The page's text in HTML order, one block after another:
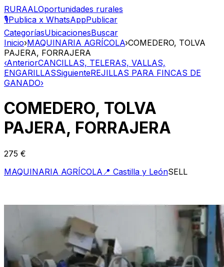
RURAALOportunidades rurales
🎙️Publica x WhatsAppPublicar
CategoríasUbicacionesBuscar
Inicio›MAQUINARIA AGRÍCOLA›COMEDERO, TOLVA
PAJERA, FORRAJERA
‹AnteriorCANCILLAS, TELERAS, VALLAS,
ENGARILLASSiguienteREJILLAS PARA FINCAS DE
GANADO›
COMEDERO, TOLVA
PAJERA, FORRAJERA
275 €
MAQUINARIA AGRÍCOLA 📍 Castilla y LeónSELL